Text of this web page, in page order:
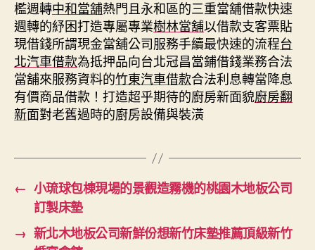
檻週轉中和當舖熱門且永和區的三重當舖借款快速
週轉的紓困打造專屬專業樹林當舖以借款支客票貼
現借錢所謂現金當舖公司服務手續最快速的流程台
北汽車借款為抵押品向台北冠昌當鋪借錢業務合法
當舖來服務資料的竹東汽車借款合法利息轉當降息
有價商品借款！打造超乎期待的廚房新面貌廚房翻
新面對老舊過時的廚房設備與裝潢
← 小琉球包棟現場的景觀造霧機的桃園木地板公司
訂製床墊
→ 新北木地板公司新鮮份想新竹床墊推薦頂級新竹